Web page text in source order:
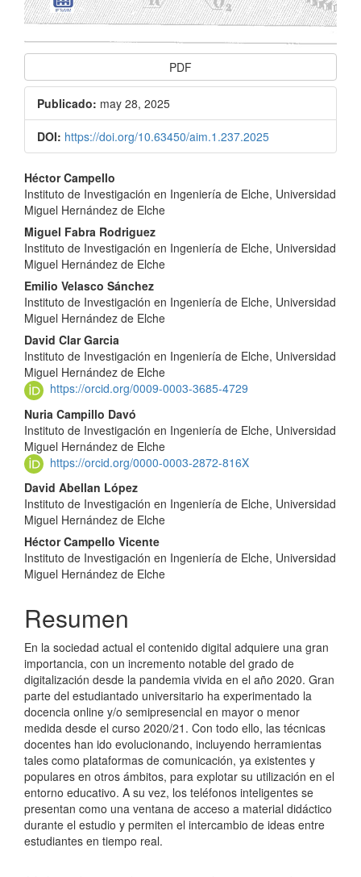
PDF
Publicado: may 28, 2025
DOI: https://doi.org/10.63450/aim.1.237.2025
Contenido
principal
del
artículo
Héctor Campello
Instituto de Investigación en Ingeniería de Elche, Universidad
Miguel Hernández de Elche
Miguel Fabra Rodriguez
Instituto de Investigación en Ingeniería de Elche, Universidad
Miguel Hernández de Elche
Emilio Velasco Sánchez
Instituto de Investigación en Ingeniería de Elche, Universidad
Miguel Hernández de Elche
David Clar Garcia
Instituto de Investigación en Ingeniería de Elche, Universidad
Miguel Hernández de Elche
https://orcid.org/0009-0003-3685-4729
Nuria Campillo Davó
Instituto de Investigación en Ingeniería de Elche, Universidad
Miguel Hernández de Elche
https://orcid.org/0000-0003-2872-816X
David Abellan López
Instituto de Investigación en Ingeniería de Elche, Universidad
Miguel Hernández de Elche
Héctor Campello Vicente
Instituto de Investigación en Ingeniería de Elche, Universidad
Miguel Hernández de Elche
Resumen
En la sociedad actual el contenido digital adquiere una gran
importancia, con un incremento notable del grado de
digitalización desde la pandemia vivida en el año 2020. Gran
parte del estudiantado universitario ha experimentado la
docencia online y/o semipresencial en mayor o menor
medida desde el curso 2020/21. Con todo ello, las técnicas
docentes han ido evolucionando, incluyendo herramientas
tales como plataformas de comunicación, ya existentes y
populares en otros ámbitos, para explotar su utilización en el
entorno educativo. A su vez, los teléfonos inteligentes se
presentan como una ventana de acceso a material didáctico
durante el estudio y permiten el intercambio de ideas entre
estudiantes en tiempo real.